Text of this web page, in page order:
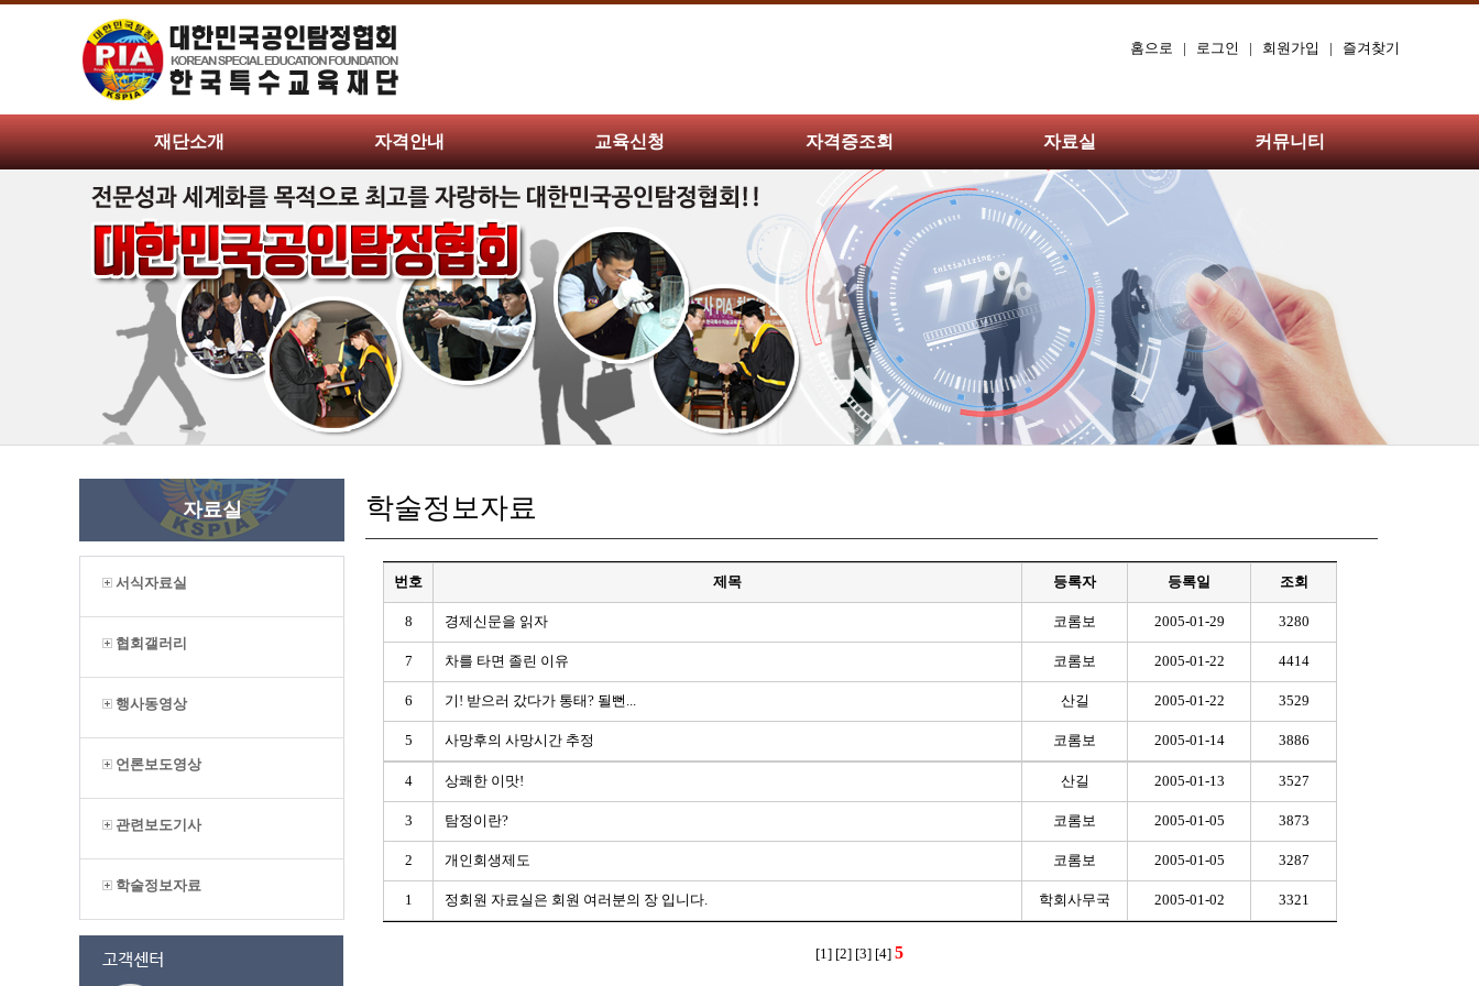
홈으로 | 로그인 | 회원가입 | 즐겨찾기
재단소개 자격안내 교육신청 자격증조회 자료실 커뮤니티
자료실
서식자료실
협회갤러리
행사동영상
언론보도영상
관련보도기사
학술정보자료
학술정보자료
번호 제목 등록자 등록일 조회
8 경제신문을 읽자 코롬보 2005-01-29 3280
7 차를 타면 졸린 이유 코롬보 2005-01-22 4414
6 기! 받으러 갔다가 통태? 될뻔... 산길 2005-01-22 3529
5 사망후의 사망시간 추정 코롬보 2005-01-14 3886
4 상쾌한 이맛! 산길 2005-01-13 3527
3 탐정이란? 코롬보 2005-01-05 3873
2 개인회생제도 코롬보 2005-01-05 3287
1 정회원 자료실은 회원 여러분의 장 입니다. 학회사무국 2005-01-02 3321
[1] [2] [3] [4] 5